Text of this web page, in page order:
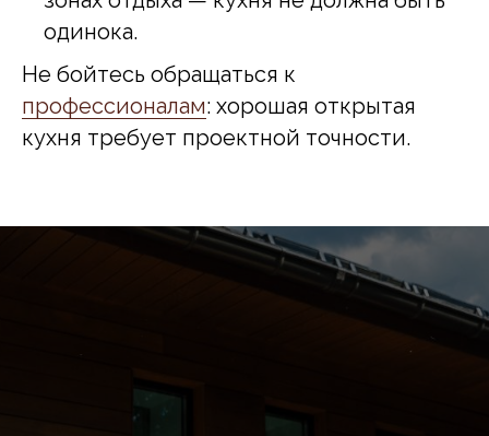
одинока.
Не бойтесь обращаться к
профессионалам: хорошая открытая
кухня требует проектной точности.